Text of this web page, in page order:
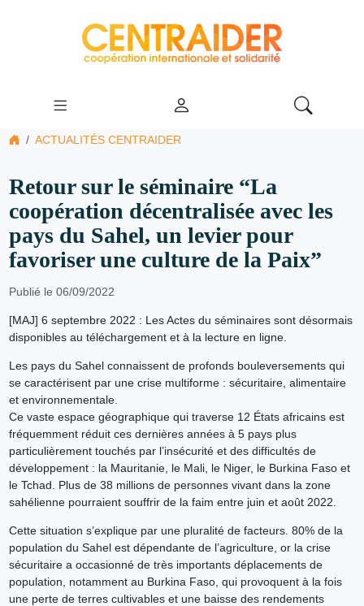
ACTUALITÉS CENTRAIDER
Retour sur le séminaire “La
coopération décentralisée avec les
pays du Sahel, un levier pour
favoriser une culture de la Paix”
Publié le 06/09/2022
[MAJ] 6 septembre 2022 : Les Actes du séminaires sont désormais
disponibles au téléchargement et à la lecture en ligne.
Les pays du Sahel connaissent de profonds bouleversements qui
se caractérisent par une crise multiforme : sécuritaire, alimentaire
et environnementale.
Ce vaste espace géographique qui traverse 12 États africains est
fréquemment réduit ces dernières années à 5 pays plus
particulièrement touchés par l’insécurité et des difficultés de
développement : la Mauritanie, le Mali, le Niger, le Burkina Faso et
le Tchad. Plus de 38 millions de personnes vivant dans la zone
sahélienne pourraient souffrir de la faim entre juin et août 2022.
Cette situation s’explique par une pluralité de facteurs. 80% de la
population du Sahel est dépendante de l’agriculture, or la crise
sécuritaire a occasionné de très importants déplacements de
population, notamment au Burkina Faso, qui provoquent à la fois
une perte de terres cultivables et une baisse des rendements